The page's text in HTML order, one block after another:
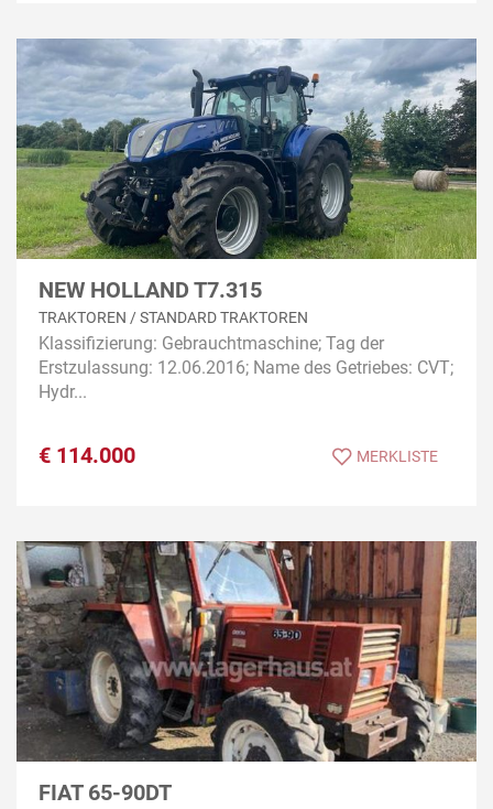
NEW HOLLAND T7.315
TRAKTOREN / STANDARD TRAKTOREN
Klassifizierung: Gebrauchtmaschine; Tag der
Erstzulassung: 12.06.2016; Name des Getriebes: CVT;
Hydr...
€ 114.000 MERKLISTE
FIAT 65-90DT